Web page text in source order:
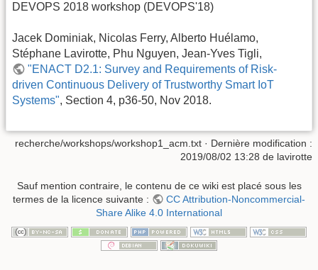
DEVOPS 2018 workshop (DEVOPS'18)
Jacek Dominiak, Nicolas Ferry, Alberto Huélamo,
Stéphane Lavirotte, Phu Nguyen, Jean-Yves Tigli,
"ENACT D2.1: Survey and Requirements of Risk-
driven Continuous Delivery of Trustworthy Smart IoT
Systems", Section 4, p36-50, Nov 2018.
recherche/workshops/workshop1_acm.txt · Dernière modification :
2019/08/02 13:28 de lavirotte
Sauf mention contraire, le contenu de ce wiki est placé sous les
termes de la licence suivante :
CC Attribution-Noncommercial-
Share Alike 4.0 International